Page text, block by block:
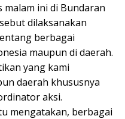
ini di Bundaran
dilaksanakan
berbagai
maupun di daerah.
yang kami
daerah khususnya
aksi.
mengatakan, berbagai